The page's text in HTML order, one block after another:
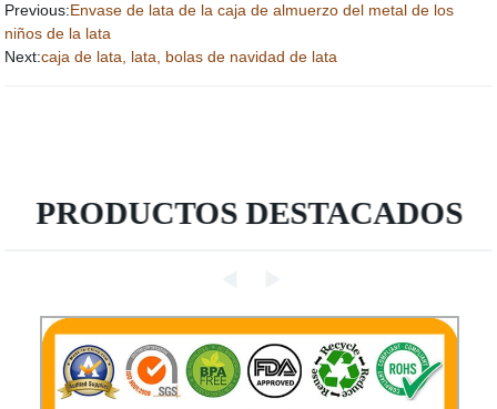
Previous:Envase de lata de la caja de almuerzo del metal de los
niños de la lata
Next:caja de lata, lata, bolas de navidad de lata
PRODUCTOS DESTACADOS